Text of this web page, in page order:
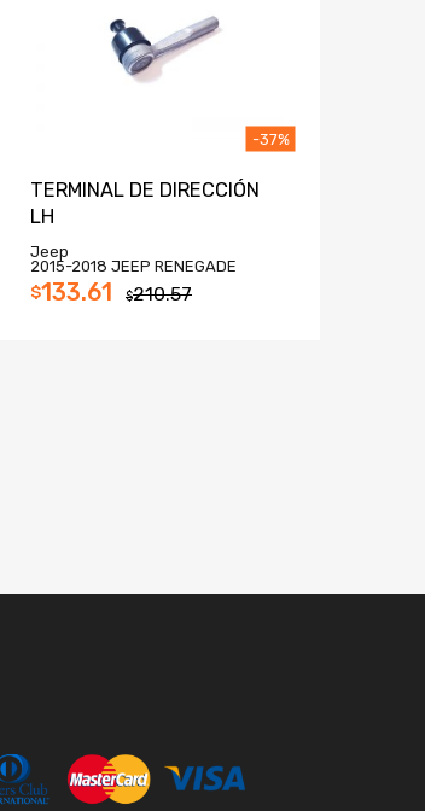
TERMINAL DE DIRECCIÓN
LH
Jeep
2015-2018 JEEP RENEGADE
$210.57
$133.61
-37%